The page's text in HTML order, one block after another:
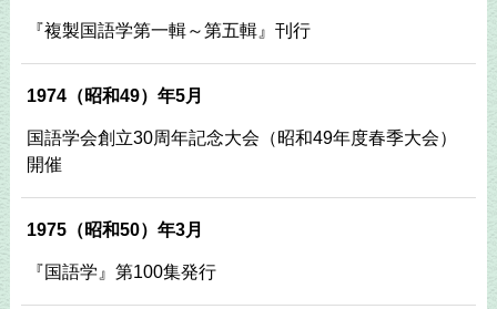
『複製国語学第一輯～第五輯』刊行
1974（昭和49）年5月
国語学会創立30周年記念大会（昭和49年度春季大会）
開催
1975（昭和50）年3月
『国語学』第100集発行